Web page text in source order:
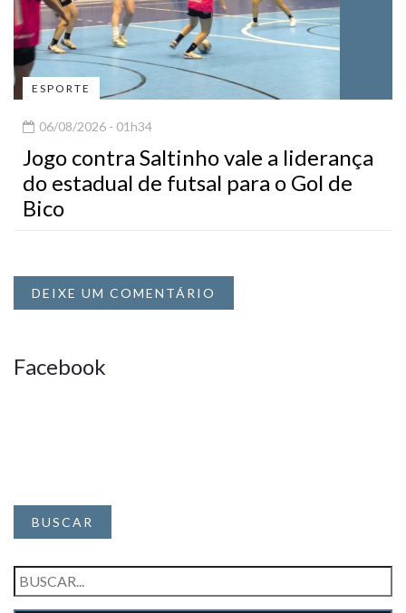
ESPORTE
06/08/2026 - 01h34
Jogo contra Saltinho vale a liderança
do estadual de futsal para o Gol de
Bico
DEIXE UM COMENTÁRIO
Facebook
BUSCAR